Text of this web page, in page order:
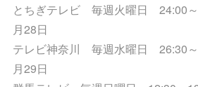
とちぎテレビ 毎週火曜日
月28日
テレビ神奈川 毎週水曜日
月29日